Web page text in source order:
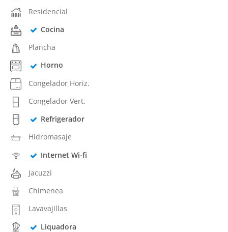
Residencial
Cocina
Plancha
Horno
Congelador Horiz.
Congelador Vert.
Refrigerador
Hidromasaje
Internet Wi-fi
Jacuzzi
Chimenea
Lavavajillas
Liquadora